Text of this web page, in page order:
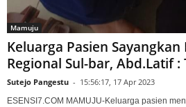
Mamuju
Keluarga Pasien Sayangkan
Regional Sul-bar, Abd.Latif
Sutejo Pangestu - 15:56:17, 17 Apr 2023
ESENSI7.COM MAMUJU-Keluarga pasien